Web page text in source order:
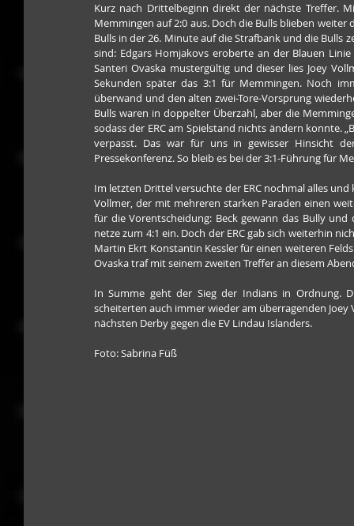
Kurz nach Drittelbeginn direkt der nächste Treffer.
Memmingen auf 2:0 aus. Doch die Bulls blieben
Bulls in der 26. Minute auf die Strafbank und die Bulls
sind: Edgars Homjakovs eroberte an der Blauen
Santeri Ovaska mustergültig und dieser lies Joey
Sekunden später das 3:1 für Memmingen. Noch
überwand und den alten zwei-Tore-Vorsprung
Bulls waren in doppelter Überzahl, aber die
sodass der ERC am Spielstand nichts ändern konnte.
verpasst. Das war für uns in gewisser Hinsicht
Pressekonferenz. So bleib es bei der 3:1-Führung für
Im letzten Drittel versuchte der ERC nochmal alles
Vollmer, der mit mehreren starken Paraden einen
für die Vorentscheidung: Beck gewann das Bully
netze zum 4:1 ein. Doch der ERC gab sich weiterhin
Martin Ekrt Konstantin Kessler für einen weiteren
Ovaska traf mit seinem zweiten Treffer an diesem
In Summe geht der Sieg der Indians in Ordnung.
scheiterten auch immer wieder am überragenden
nächsten Derby gegen die EV Lindau Islanders.
Foto: Sabrina Füß